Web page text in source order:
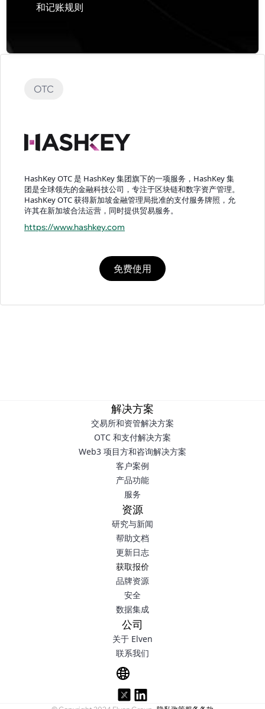
和记账规则
OTC
HashKey OTC 是 HashKey 集团旗下的一项服务，HashKey 集
团是全球领先的金融科技公司，专注于区块链和数字资产管理。
HashKey OTC 获得新加坡金融管理局批准的支付服务牌照，允
许其在新加坡合法运营，同时提供贸易服务。
https://www.hashkey.com
免费使用
解决方案
交易所和资管解决方案
OTC 和支付解决方案
Web3 项目方和咨询解决方案
客户案例
产品功能
服务
资源
研究与新闻
帮助文档
更新日志
获取报价
品牌资源
安全
数据集成
公司
关于 Elven
联系我们